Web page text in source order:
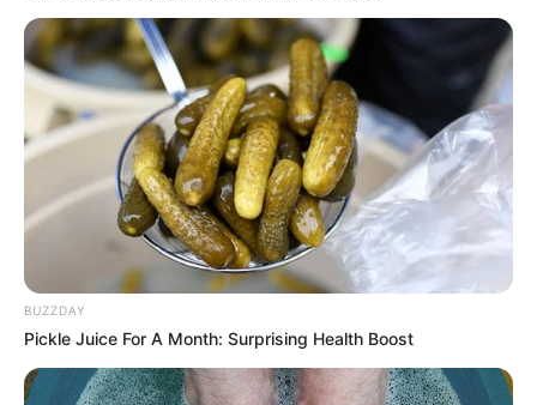
BUZZDAY
Pickle Juice For A Month: Surprising Health Boost